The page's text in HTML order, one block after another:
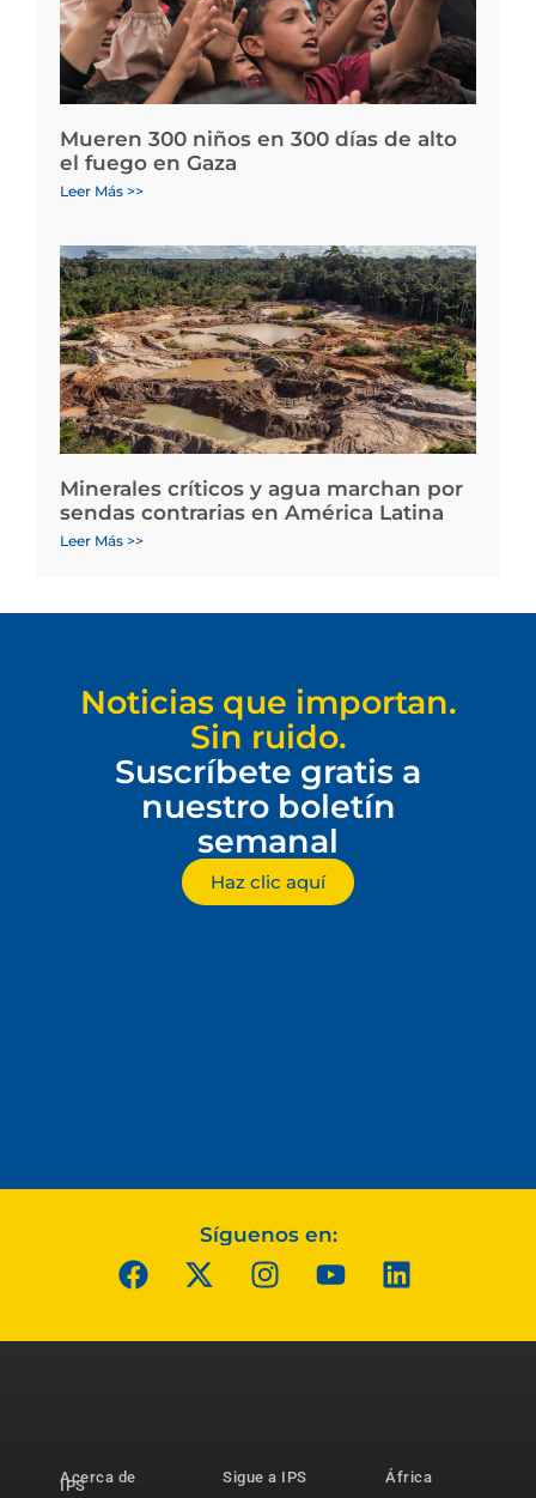
Mueren 300 niños en 300 días de alto
el fuego en Gaza
Leer Más >>
Minerales críticos y agua marchan por
sendas contrarias en América Latina
Leer Más >>
Noticias que importan.
Sin ruido.
Suscríbete gratis a
nuestro boletín
semanal
Haz clic aquí
Síguenos en:
Acerca de
IPS
Sigue a IPS
África